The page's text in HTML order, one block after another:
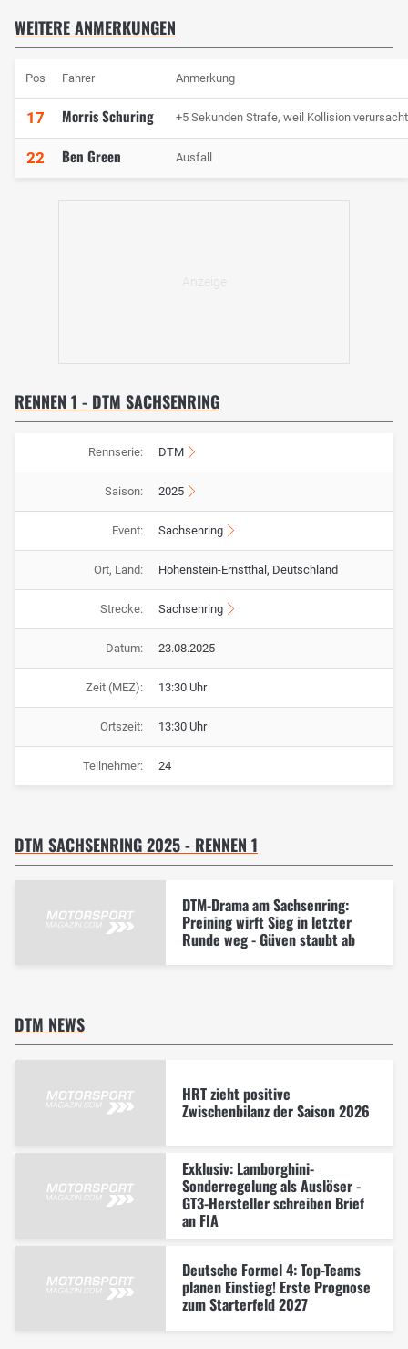
WEITERE ANMERKUNGEN
Pos Fahrer Anmerkung
17 Morris Schuring +5 Sekunden Strafe, weil Kollision verursacht
22 Ben Green Ausfall
RENNEN 1 - DTM SACHSENRING
Rennserie: DTM
Saison: 2025
Event: Sachsenring
Ort, Land: Hohenstein-Ernstthal, Deutschland
Strecke: Sachsenring
Datum: 23.08.2025
Zeit (MEZ): 13:30 Uhr
Ortszeit: 13:30 Uhr
Teilnehmer: 24
DTM SACHSENRING 2025 - RENNEN 1
DTM-Drama am Sachsenring:
Preining wirft Sieg in letzter
Runde weg - Güven staubt ab
DTM NEWS
HRT zieht positive
Zwischenbilanz der Saison 2026
Exklusiv: Lamborghini-
Sonderregelung als Auslöser -
GT3-Hersteller schreiben Brief
an FIA
Deutsche Formel 4: Top-Teams
planen Einstieg! Erste Prognose
zum Starterfeld 2027